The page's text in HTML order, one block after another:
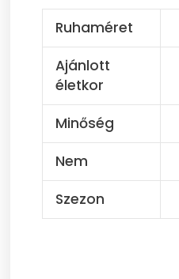
Ruhaméret
Ajánlott
életkor
Minőség
Nem
Szezon